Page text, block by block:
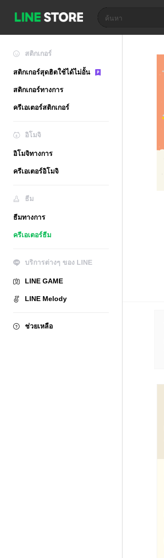
สติกเกอร์
สติกเกอร์สุดฮิตใช้ได้ไม่อั้น
สติกเกอร์ทางการ
ครีเอเตอร์สติกเกอร์
อิโมจิ
อิโมจิทางการ
ครีเอเตอร์อิโมจิ
ธีม
ธีมทางการ
ครีเอเตอร์ธีม
บริการต่างๆ ของ LINE
LINE GAME
LINE Melody
ช่วยเหลือ